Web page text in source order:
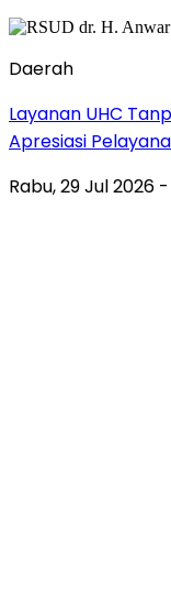
Daerah
Layanan UHC
Apresiasi
Rabu, 29 Jul 2026 -